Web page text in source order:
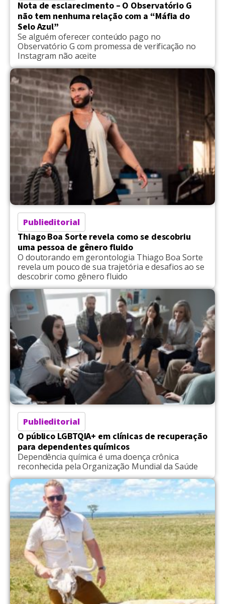
Nota de esclarecimento – O Observatório G
não tem nenhuma relação com a “Máfia do
Selo Azul”
Se alguém oferecer conteúdo pago no
Observatório G com promessa de verificação no
Instagram não aceite
Publieditorial
Thiago Boa Sorte revela como se descobriu
uma pessoa de gênero fluido
O doutorando em gerontologia Thiago Boa Sorte
revela um pouco de sua trajetória e desafios ao se
descobrir como gênero fluido
Publieditorial
O público LGBTQIA+ em clínicas de recuperação
para dependentes químicos
Dependência química é uma doença crônica
reconhecida pela Organização Mundial da Saúde